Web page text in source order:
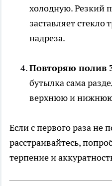
холодную. Резкий
заставляет стекло
надреза.
Повторяю полив
бутылка сама
верхнюю и
Если с первого раза не
расстраивайтесь,
терпение и